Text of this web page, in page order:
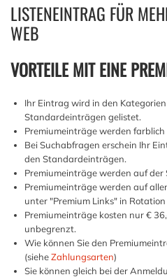
LISTENEINTRAG FÜR
WEB
VORTEILE MIT EINE
Ihr Eintrag wird in den
Standardeinträgen gelistet.
Premiumeinträge werden
Bei Suchabfragen erschein Ihr
den Standardeinträgen.
Premiumeinträge werden auf
Premiumeinträge werden auf
unter "Premium Links" in
Premiumeinträge kosten nur €
unbegrenzt.
Wie können Sie den
(sieheZahlungsarten)
Sie können gleich bei der